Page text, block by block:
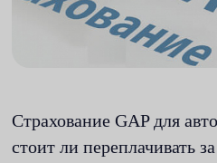
Страхование GAP для
стоит ли переплачивать